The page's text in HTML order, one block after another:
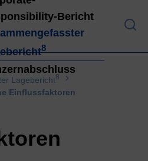
An
Bericht
8
Lagebericht8
Einflussfaktoren